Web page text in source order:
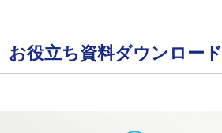
お役立ち資料ダウンロード